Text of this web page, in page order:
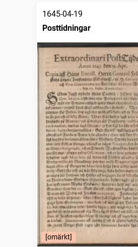
1645-04-19
Posttidningar
[omärkt]